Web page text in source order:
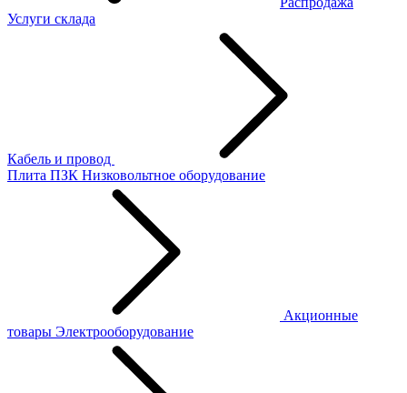
Услуги склада
Кабель и провод
Плита ПЗК Низковольтное оборудование
Акционные
товары Электрооборудование